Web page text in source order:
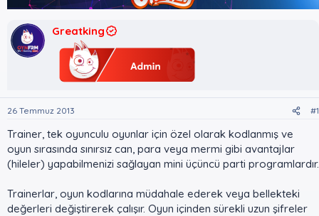
l
t
a
n
t
r
i
h
i
Greatking
26 Temmuz 2013 #1
Trainer, tek oyunculu oyunlar için özel olarak kodlanmış ve
oyun sırasında sınırsız can, para veya mermi gibi avantajlar
(hileler) yapabilmenizi sağlayan mini üçüncü parti programlardır.
Trainerlar, oyun kodlarına müdahale ederek veya bellekteki
değerleri değiştirerek çalışır. Oyun içinden sürekli uzun şifreler